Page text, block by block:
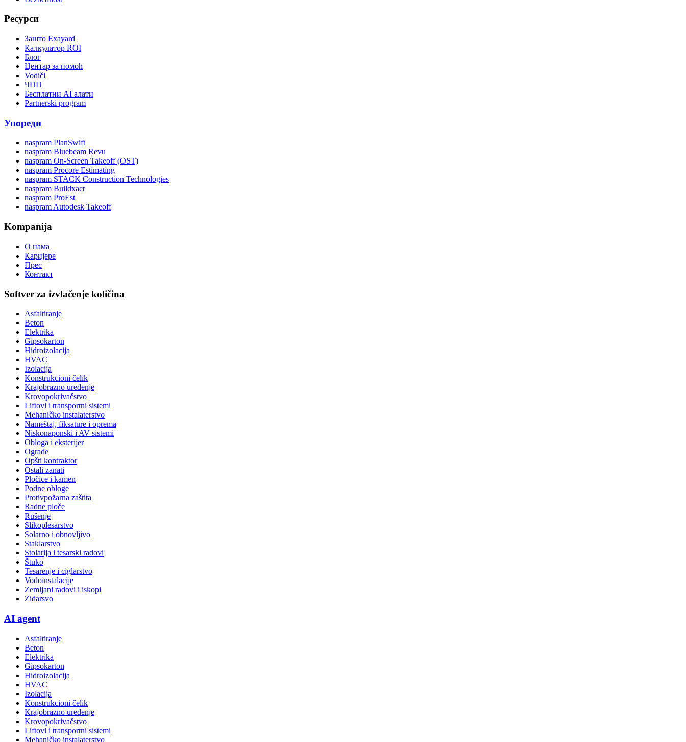
Ресурси
Зашто Exayard
Калкулатор ROI
Блог
Центар за помоћ
Vodiči
ЧПП
Бесплатни AI алати
Partnerski program
Упореди
naspram PlanSwift
naspram Bluebeam Revu
naspram On-Screen Takeoff (OST)
naspram Procore Estimating
naspram STACK Construction Technologies
naspram Buildxact
naspram ProEst
naspram Autodesk Takeoff
Kompanija
О нама
Каријере
Прес
Контакт
Softver za izvlačenje količina
Asfaltiranje
Beton
Elektrika
Gipsokarton
Hidroizolacija
HVAC
Izolacija
Konstrukcioni čelik
Krajobrazno uređenje
Krovopokrivačstvo
Liftovi i transportni sistemi
Mehaničko instalaterstvo
Nameštaj, fiksature i oprema
Niskonaponski i AV sistemi
Obloga i eksterijer
Ograde
Opšti kontraktor
Ostali zanati
Pločice i kamen
Podne obloge
Protivpožarna zaštita
Radne ploče
Rušenje
Slikoplesarstvo
Solarno i obnovljivo
Staklarstvo
Stolarija i tesarski radovi
Štuko
Tesarenje i ciglarstvo
Vodoinstalacije
Zemljani radovi i iskopi
Zidarsvo
AI agent
Asfaltiranje
Beton
Elektrika
Gipsokarton
Hidroizolacija
HVAC
Izolacija
Konstrukcioni čelik
Krajobrazno uređenje
Krovopokrivačstvo
Liftovi i transportni sistemi
Mehaničko instalaterstvo